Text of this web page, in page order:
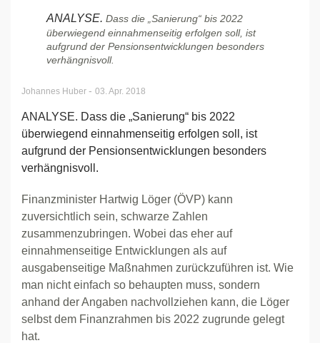
ANALYSE. Dass die „Sanierung“ bis 2022
überwiegend einnahmenseitig erfolgen soll, ist
aufgrund der Pensionsentwicklungen besonders
verhängnisvoll.
Johannes Huber - 03. Apr. 2018
ANALYSE. Dass die „Sanierung“ bis 2022
überwiegend einnahmenseitig erfolgen soll, ist
aufgrund der Pensionsentwicklungen besonders
verhängnisvoll.
Finanzminister Hartwig Löger (ÖVP) kann
zuversichtlich sein, schwarze Zahlen
zusammenzubringen. Wobei das eher auf
einnahmenseitige Entwicklungen als auf
ausgabenseitige Maßnahmen zurückzuführen ist. Wie
man nicht einfach so behaupten muss, sondern
anhand der Angaben nachvollziehen kann, die Löger
selbst dem Finanzrahmen bis 2022 zugrunde gelegt
hat.